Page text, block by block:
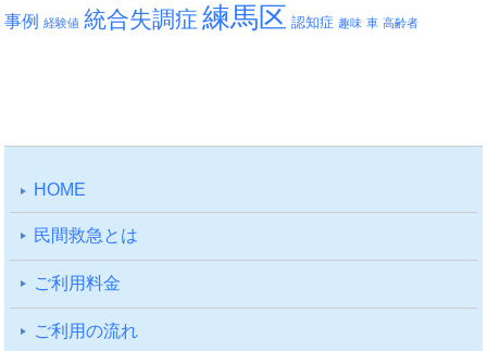
事例
経験値 統合失調症 練馬区 認知症 趣味 車 高齢者
HOME
⺠間救急とは
ご利⽤料⾦
ご利⽤の流れ